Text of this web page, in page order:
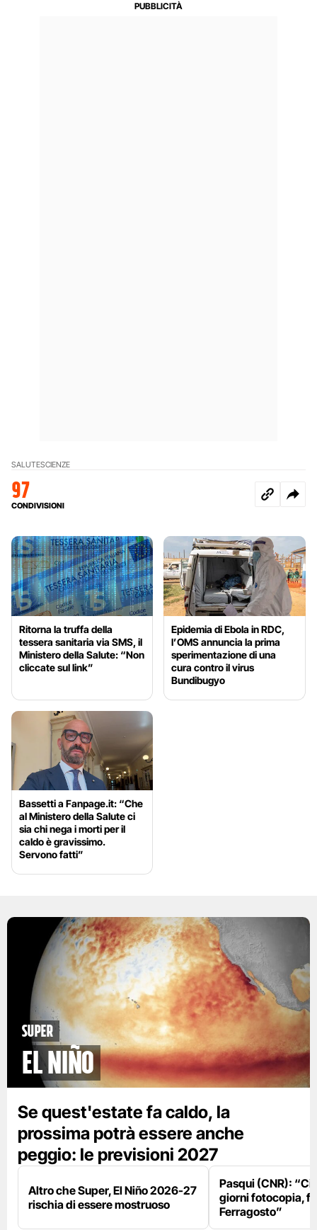
SALUTESCIENZE
97
CONDIVISIONI
Ritorna la truffa della
tessera sanitaria via SMS, il
Ministero della Salute: “Non
cliccate sul link”
Epidemia di Ebola in RDC,
l’OMS annuncia la prima
sperimentazione di una
cura contro il virus
Bundibugyo
Bassetti a Fanpage.it: “Che
al Ministero della Salute ci
sia chi nega i morti per il
caldo è gravissimo.
Servono fatti”
Super
El Niño
Se quest'estate fa caldo, la
prossima potrà essere anche
peggio: le previsioni 2027
Altro che Super, El Niño 2026-27
rischia di essere mostruoso
Pasqui (CNR):
giorni fotocopia,
Ferragosto”